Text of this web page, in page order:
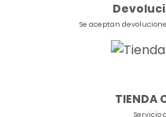
Se aceptan
TIENDA
Servicio